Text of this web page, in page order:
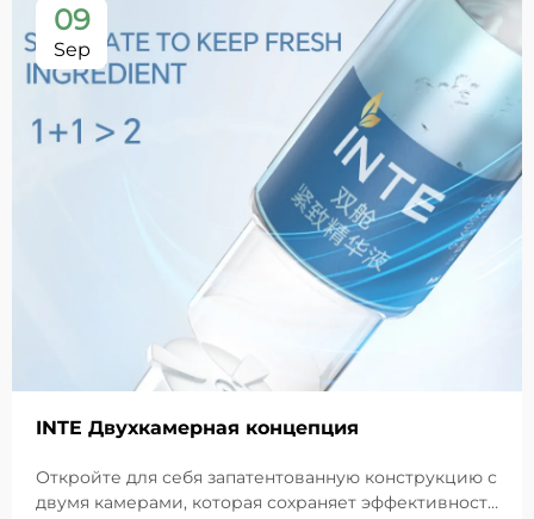
09
Sep
INTE Двухкамерная концепция
Откройте для себя запатентованную конструкцию с
двумя камерами, которая сохраняет эффективность